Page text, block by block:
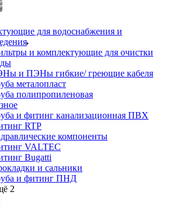
для водоснабжения и
и комплектующие для очистки
и ПЭНы гибкие/ греющие кабеля
металопласт
полипропиленовая
и фитинг канализационная ПВХ
RTP
компоненты
VALTEC
Bugatti
и сальники
и фитинг ПНД
2